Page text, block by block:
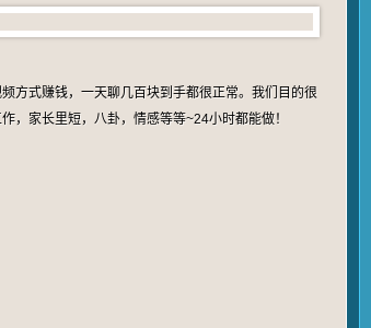
方式赚钱，一天聊几百块到手都很正常。我们目的很
，家长里短，八卦，情感等等~24小时都能做！